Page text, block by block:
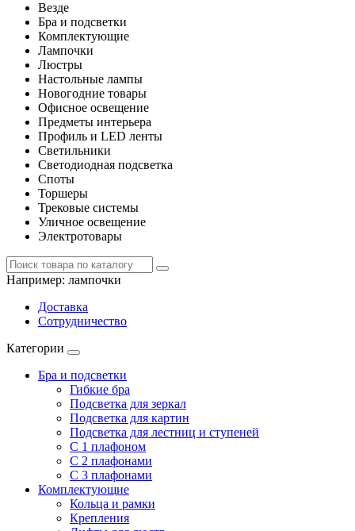
Везде
Бра и подсветки
Комплектующие
Лампочки
Люстры
Настольные лампы
Новогодние товары
Офисное освещение
Предметы интерьера
Профиль и LED ленты
Светильники
Светодиодная подсветка
Споты
Торшеры
Трековые системы
Уличное освещение
Электротовары
Например: лампочки
Доставка
Сотрудничество
Категории
Бра и подсветки
Гибкие бра
Подсветка для зеркал
Подсветка для картин
Подсветка для лестниц и ступеней
С 1 плафоном
С 2 плафонами
С 3 плафонами
Комплектующие
Кольца и рамки
Крепления